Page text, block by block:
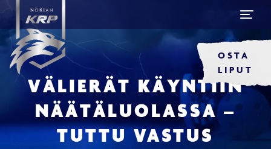
OSTA
LIPUT
VÄLIERÄT KÄYNTIIN
NÄÄTÄLUOLASSA –
TUTTU VASTUS